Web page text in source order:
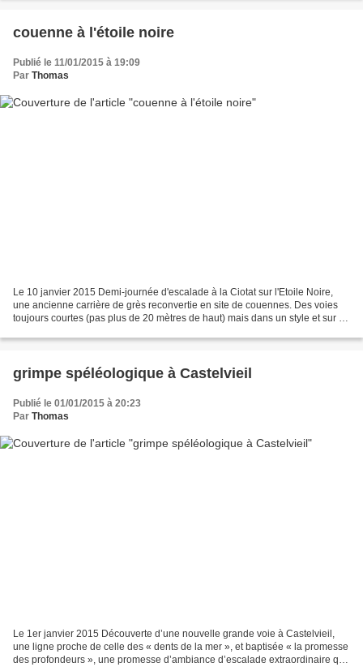
couenne à l'étoile noire
Publié le 11/01/2015 à 19:09
Par Thomas
Le 10 janvier 2015 Demi-journée d'escalade à la Ciotat sur l'Etoile Noire,
une ancienne carrière de grès reconvertie en site de couennes. Des voies
toujours courtes (pas plus de 20 mètres de haut) mais dans un style et sur un
grimpe spéléologique à Castelvieil
Publié le 01/01/2015 à 20:23
Par Thomas
Le 1er janvier 2015 Découverte d’une nouvelle grande voie à Castelvieil,
une ligne proche de celle des « dents de la mer », et baptisée « la promesse
des profondeurs », une promesse d’ambiance d’escalade extraordinaire que